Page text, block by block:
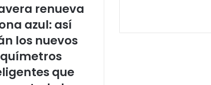
renueva
azul: así
los nuevos
que